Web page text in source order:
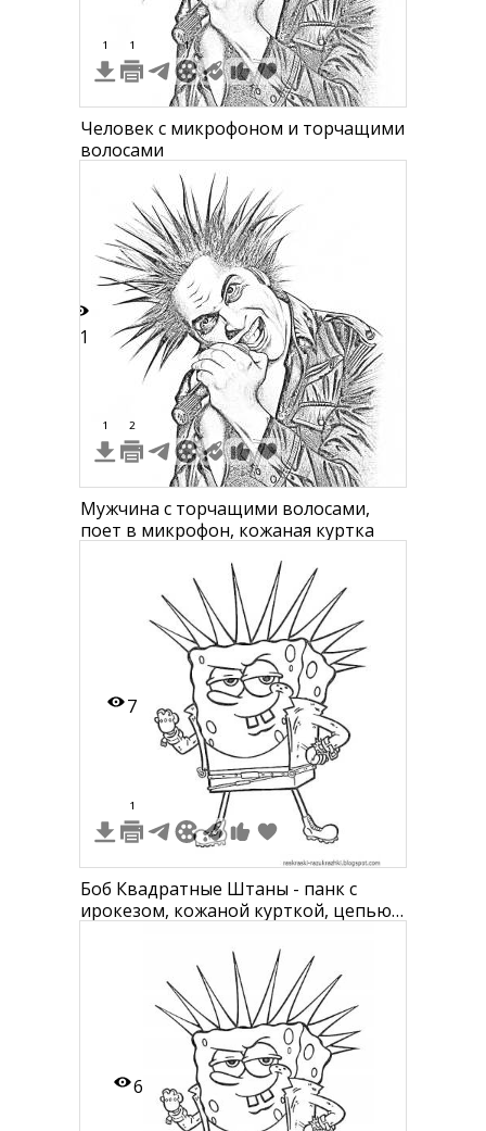
1 1 1
Человек с микрофоном и торчащими
волосами
11
1 2
Мужчина с торчащими волосами,
поет в микрофон, кожаная куртка
7
1
Боб Квадратные Штаны - панк с
ирокезом, кожаной курткой, цепью
6